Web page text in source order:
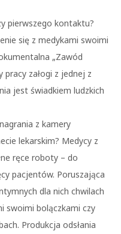
pierwszego kontaktu?
się z medykami swoimi
„Zawód
pracy załogi z jednej z
jest świadkiem ludzkich
z kamery
lekarskim? Medycy z
ręce roboty – do
pacjentów. Poruszająca
dla nich chwilach
swoimi bolączkami czy
Produkcja odsłania